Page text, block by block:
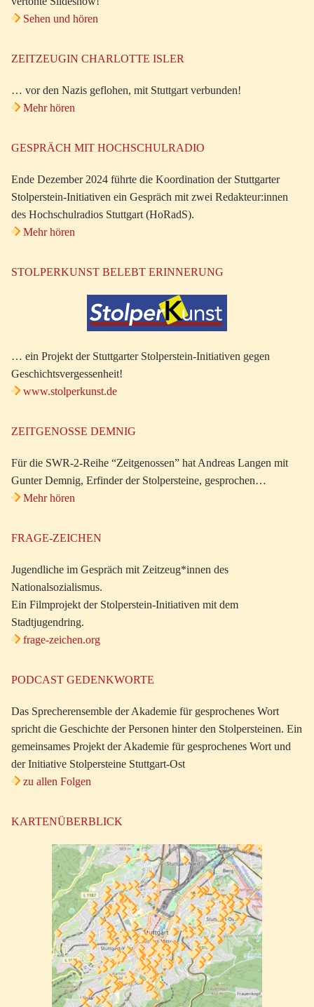
Sehen und hören
ZEITZEUGIN CHARLOTTE ISLER
… vor den Nazis geflohen, mit Stuttgart verbunden!
Mehr hören
GESPRÄCH MIT HOCHSCHULRADIO
Ende Dezember 2024 führte die Koordination der Stuttgarter
Stolperstein-Initiativen ein Gespräch mit zwei Redakteur:innen
des Hochschulradios Stuttgart (HoRadS).
Mehr hören
STOLPERKUNST BELEBT ERINNERUNG
… ein Projekt der Stuttgarter Stolperstein-Initiativen gegen
Geschichtsvergessenheit!
www.stolperkunst.de
ZEITGENOSSE DEMNIG
Für die SWR-2-Reihe “Zeitgenossen” hat Andreas Langen mit
Gunter Demnig, Erfinder der Stolpersteine, gesprochen…
Mehr hören
FRAGE-ZEICHEN
Jugendliche im Gespräch mit Zeitzeug*innen des
Nationalsozialismus.
Ein Filmprojekt der Stolperstein-Initiativen mit dem
Stadtjugendring.
frage-zeichen.org
PODCAST GEDENKWORTE
Das Sprecherensemble der Akademie für gesprochenes Wort
spricht die Geschichte der Personen hinter den Stolpersteinen. Ein
gemeinsames Projekt der Akademie für gesprochenes Wort und
der Initiative Stolpersteine Stuttgart-Ost
zu allen Folgen
KARTENÜBERBLICK